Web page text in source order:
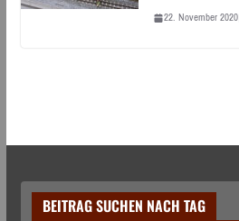
22. November 2020
BEITRAG SUCHEN NACH TAG